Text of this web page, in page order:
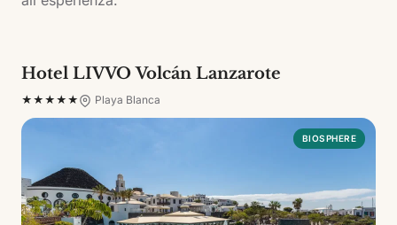
Hotel sostenibili
Hotel LIVVO Volcán Lanzarote
★★★★★ Playa Blanca
BIOSPHERE